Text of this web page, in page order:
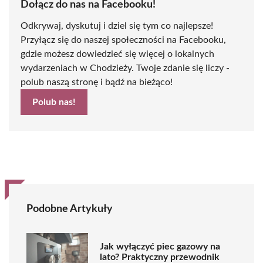
Dołącz do nas na Facebooku!
Odkrywaj, dyskutuj i dziel się tym co najlepsze!
Przyłącz się do naszej społeczności na Facebooku,
gdzie możesz dowiedzieć się więcej o lokalnych
wydarzeniach w Chodzieży. Twoje zdanie się liczy -
polub naszą stronę i bądź na bieżąco!
Polub nas!
Podobne Artykuły
Jak wyłączyć piec gazowy na
lato? Praktyczny przewodnik